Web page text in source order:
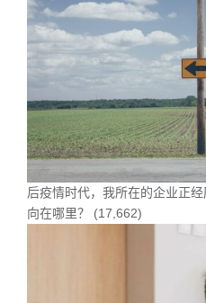
后疫情时代，我所在的企业正
向在哪里？
(17,662)